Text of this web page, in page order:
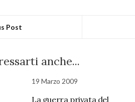
Post
anche...
19 Marzo 2009
La guerra privata del